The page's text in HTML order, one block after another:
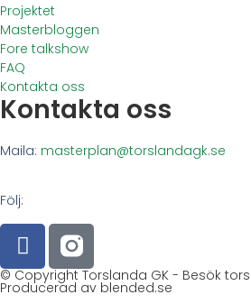
Projektet
Masterbloggen
Fore talkshow
FAQ
Kontakta oss
Kontakta oss
Maila: masterplan@torslandagk.se
Följ:
© Copyright Torslanda GK - Besök
Producerad av blended.se